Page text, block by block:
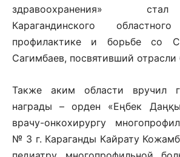
здравоохранения»
Карагандинского
профилактике и борьбе со
Сагимбаев, посвятивший отрасли
Также аким области вручил
награды – орден «Еңбек
врачу-онкохирургу
№ 3 г. Караганды Кайрату